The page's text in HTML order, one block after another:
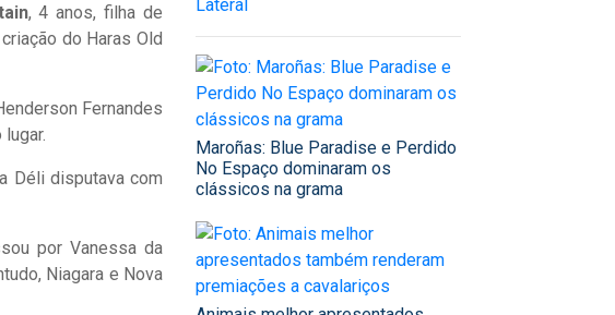
, 4 anos, filha de
do Haras Old
Fernandes
Déli disputava com
por Vanessa da
Niagara e Nova
Maroñas: Blue Paradise e Perdido
No Espaço dominaram os
clássicos na grama